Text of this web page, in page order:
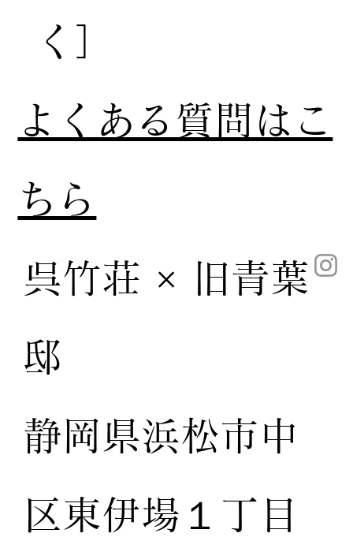
く］
呉竹荘 × 旧青葉
邸
静岡県浜松市中
区東伊場１丁目
​よくある質問はこ
ちら